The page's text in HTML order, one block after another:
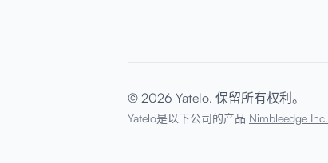
© 2026 Yatelo. 保留所有权利。
Yatelo是以下公司的产品 Nimbleedge Inc.